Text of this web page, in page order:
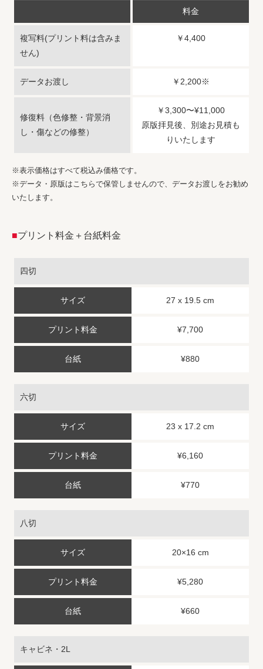
料金
複写料(プリント料は含みま
せん)
￥4,400
データお渡し ￥2,200※
修復料（色修整・背景消
し・傷などの修整）
￥3,300〜¥11,000
原版拝見後、別途お見積も
りいたします
※表示価格はすべて税込み価格です。
※データ・原版はこちらで保管しませんので、データお渡しをお勧め
いたします。
■プリント料金＋台紙料金
四切
27 x 19.5 cm
¥7,700
¥880
六切
23 x 17.2 cm
¥6,160
¥770
八切
20×16 cm
¥5,280
¥660
キャビネ・2L